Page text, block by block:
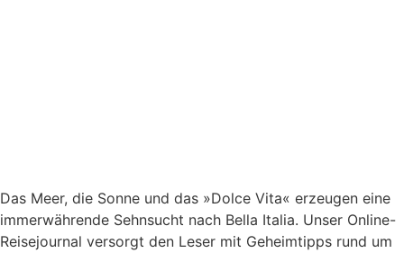
Das Meer, die Sonne und das »Dolce Vita« erzeugen eine
immerwährende Sehnsucht nach Bella Italia. Unser Online-
Reisejournal versorgt den Leser mit Geheimtipps rund um